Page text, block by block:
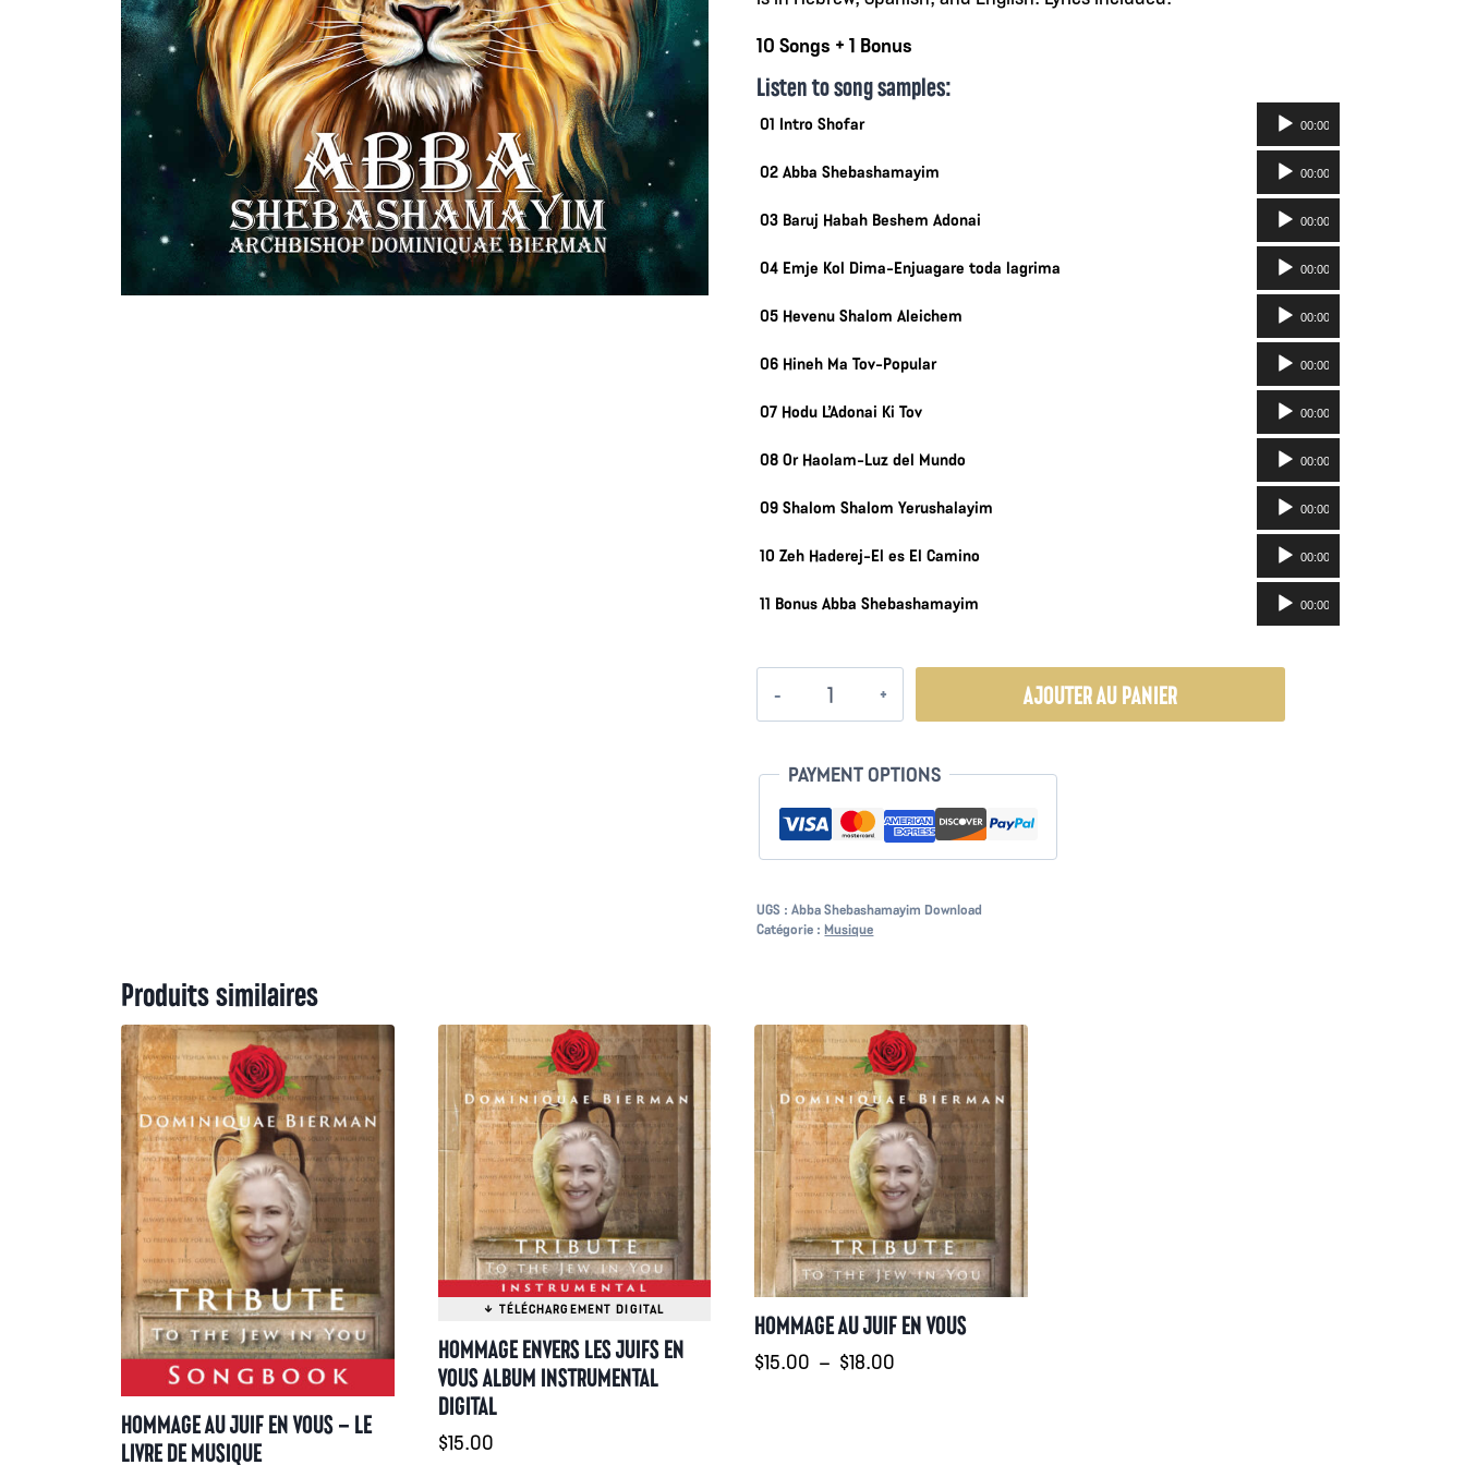
10 Songs + 1 Bonus
Listen to song samples:
01 Intro Shofar
audio
00:00
02 Abba Shebashamayim
audio
00:00
03 Baruj Habah Beshem Adonai
audio
00:00
04 Emje Kol Dima-Enjuagare toda lagrima
audio
00:00
05 Hevenu Shalom Aleichem
audio
00:00
06 Hineh Ma Tov-Popular
audio
00:00
07 Hodu L’Adonai Ki Tov
audio
00:00
08 Or Haolam-Luz del Mundo
audio
00:00
09 Shalom Shalom Yerushalayim
audio
00:00
10 Zeh Haderej-El es El Camino
audio
00:00
11 Bonus Abba Shebashamayim
audio
00:00
Shebashamayim
AJOUTER AU PANIER
PAYMENT OPTIONS
UGS :Abba Shebashamayim Download
Catégorie :Musique
Produits similaires
HOMMAGE AU JUIF EN VOUS – LE
LIVRE DE MUSIQUE
HOMMAGE ENVERS LES JUIFS EN
VOUS ALBUM INSTRUMENTAL
DIGITAL
$15.00
HOMMAGE AU JUIF EN VOUS
$15.00 – $18.00